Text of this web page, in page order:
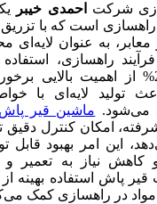
شرکت احمدی خیبر
است که با تزریق
به عنوان
راهسازی،
غلظت حداقل 2.5% از اهمیت
تولید لایه‌ای با
می‌شود. ماشین قیر پاش
امکان کنترل دقیق
این امر بهبود قابل
کاهش نیاز به تعمیر و
پاش استفاده بهینه
مواد در راهسازی کمک